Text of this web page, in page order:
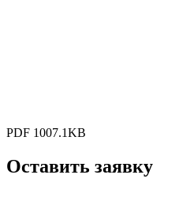
PDF 1007.1KB
Оставить заявку